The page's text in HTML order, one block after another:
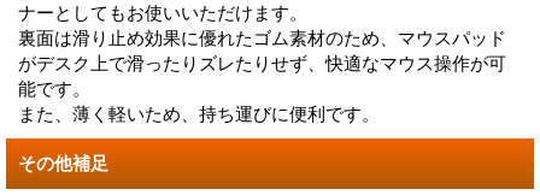
ナーとしてもお使いいただけます。
裏面は滑り止め効果に優れたゴム素材のため、マウスパッド
がデスク上で滑ったりズレたりせず、快適なマウス操作が可
能です。
また、薄く軽いため、持ち運びに便利です。
その他補足